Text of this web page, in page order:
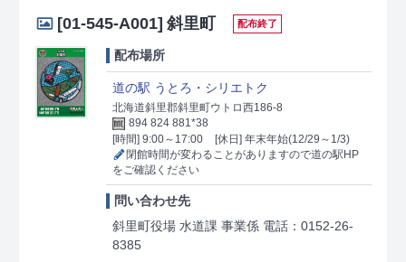
[01-545-A001] 斜里町 配布終了
配布場所
道の駅 うとろ・シリエトク
北海道斜里郡斜里町ウトロ西186-8
894 824 881*38
[時間] 9:00～17:00
[休日] 年末年始(12/29～1/3)
閉館時間が変わることがありますので道の駅HP
をご確認ください
問い合わせ先
斜里町役場 水道課 事業係 電話：0152-26-
8385